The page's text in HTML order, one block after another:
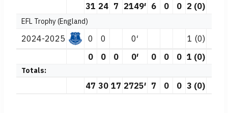
31 24 7 2149′ 6 0 0 2 (0)
EFL Trophy (England)
2024-2025 0 0 0′
1 (0)
0
0 0 0′ 0 0 0 1 (0)
Totals:
47 30 17 2725′ 7 0 0 3 (0)